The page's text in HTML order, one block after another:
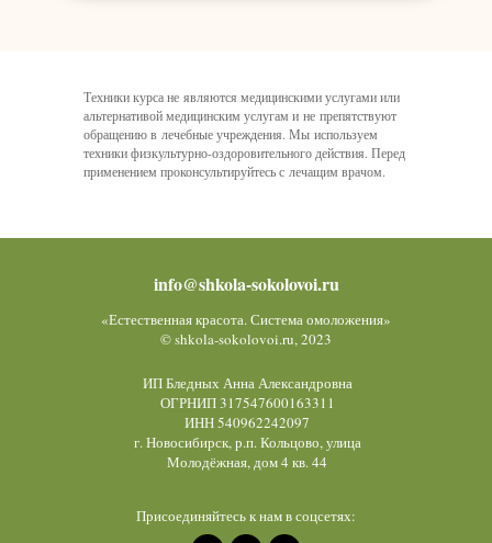
Техники курса не являются медицинскими услугами или
альтернативой медицинским услугам и не препятствуют
обращению в лечебные учреждения. Мы используем
техники физкультурно-оздоровительного действия. Перед
применением проконсультируйтесь с лечащим врачом.
ИП Бледных Анна Александровна
ОГРНИП 317547600163311
ИНН 540962242097
г. Новосибирск, р.п. Кольцово, улица
Молодёжная, дом 4 кв. 44
info@shkola-sokolovoi.ru
«Естественная красота. Система омоложения»
© shkola-sokolovoi.ru, 2023
Присоединяйтесь к нам в соцсетях: